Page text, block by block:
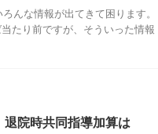
んな情報が出てきて困ります。
たり前ですが、そういった情報
院時共同指導加算は